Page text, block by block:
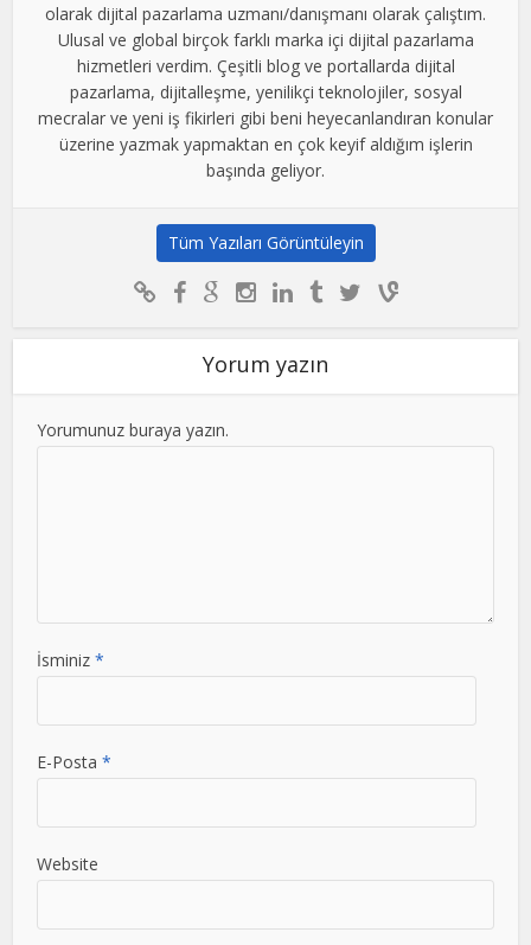
olarak dijital pazarlama uzmanı/danışmanı olarak çalıştım.
Ulusal ve global birçok farklı marka içi dijital pazarlama
hizmetleri verdim. Çeşitli blog ve portallarda dijital
pazarlama, dijitalleşme, yenilikçi teknolojiler, sosyal
mecralar ve yeni iş fikirleri gibi beni heyecanlandıran konular
üzerine yazmak yapmaktan en çok keyif aldığım işlerin
başında geliyor.
Tüm Yazıları Görüntüleyin
Yorum yazın
Yorumunuz buraya yazın.
İsminiz *
E-Posta *
Website